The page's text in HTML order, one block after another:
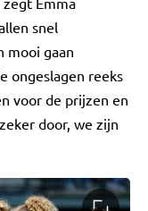
snel
mooi gaan
ongeslagen reeks
voor de prijzen en
door, we zijn